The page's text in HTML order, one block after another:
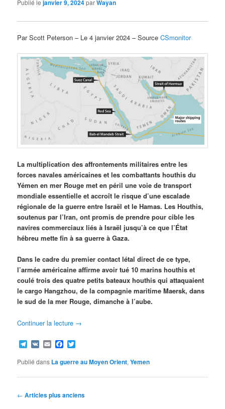
Publié lejanvier 9, 2024parWayan
Par Scott Peterson – Le 4 janvier 2024 – SourceCSmonitor
La multiplication des affrontements militaires entre les
forces navales américaines et les combattants houthis du
Yémen en mer Rouge met en péril une voie de transport
mondiale essentielle et accroît le risque d’une escalade
régionale de la guerre entre Israël et le Hamas. Les Houthis,
soutenus par l’Iran, ont promis de prendre pour cible les
navires commerciaux liés à Israël jusqu’à ce que l’État
hébreu mette fin à sa guerre à Gaza.
Dans le cadre du premier contact létal direct de ce type,
l’armée américaine affirme avoir tué 10 marins houthis et
coulé trois des quatre petits bateaux houthis qui attaquaient
le cargo Hangzhou, de la compagnie maritime Maersk, dans
le sud de la mer Rouge, dimanche à l’aube.
Continuer la lecture →
Telegram
VK EmailFacebook
Publié dans La guerre au Moyen Orient,Yemen
Navigation
← Articles plus anciens